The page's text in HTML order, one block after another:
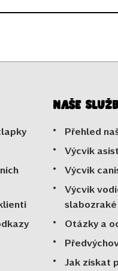
Naše
Přehled
Výcvik
Výcvik
Výcvik
slabozraké
Otázky a
Jak získat